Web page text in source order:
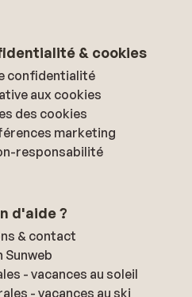
& cookies
confidentialité
aux cookies
des cookies
marketing
responsabilité
d'aide ?
& contact
Sunweb
- vacances au soleil
- vacances au ski